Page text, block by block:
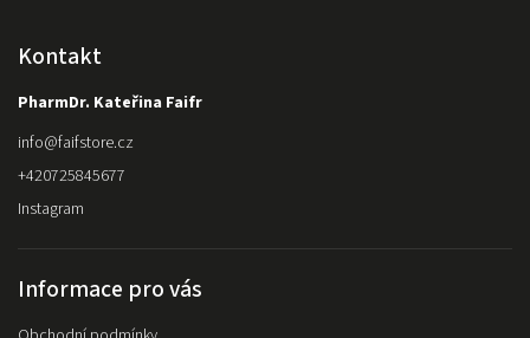
Kontakt
PharmDr. Kateřina Faifr
info@faifstore.cz
+420725845677
Instagram
Informace pro vás